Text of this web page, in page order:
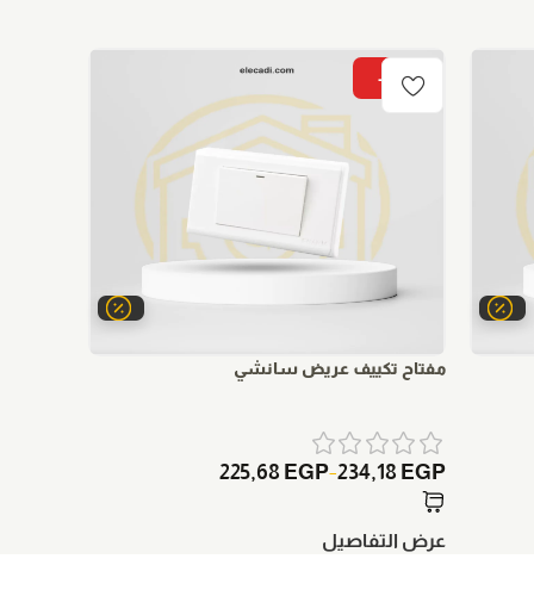
-15%
مفتاح تكييف عريض سانشي
225,68 EGP–234,18 EGP
عرض التفاصيل